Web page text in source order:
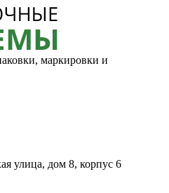
маркировки и
улица, дом 8, корпус 6